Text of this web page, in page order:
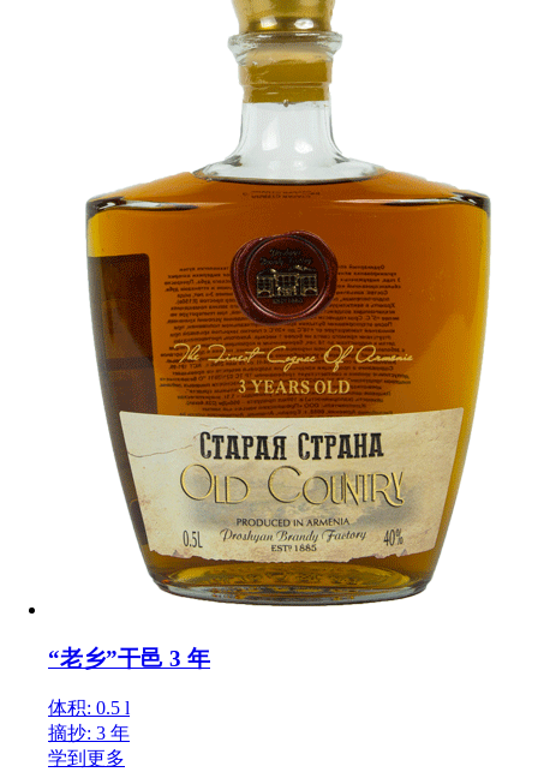
“老乡”干邑 3 年
体积: 0.5 l
摘抄: 3 年
学到更多